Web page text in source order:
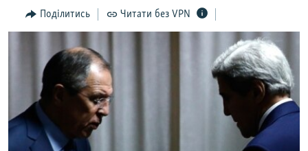
пошукуІНТЕРВ'Ю
СПЕЦПРОЕКТИ
ДЕПОРТАЦІЯ
ВІДЕОУРОКИ «ELIFBE»
СВІДЧЕННЯ ОКУПАЦІЇ
ЯК ОБІЙТИ БЛОКУВАННЯ
Русский
Поділитись Читати без VPN